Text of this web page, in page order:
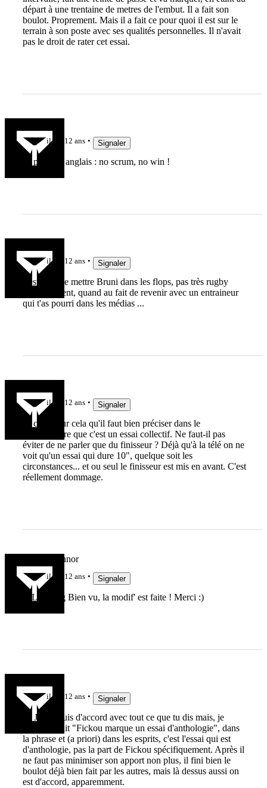
départ à une trentaine de metres de l'embut. Il a fait son
boulot. Proprement. Mais il a fait ce pour quoi il est sur le
terrain à son poste avec ses qualités personnelles. Il n'avait
pas le droit de rater cet essai.
il y a 12 ans Signaler
Et pour les anglais : no scrum, no win !
il y a 12 ans Signaler
c'est bien de mettre Bruni dans les flops, pas très rugby
effectivement, quand au fait de revenir avec un entraineur
qui t'as pourri dans les médias ...
il y a 12 ans Signaler
Et c'est pour cela qu'il faut bien préciser dans le
commentaire que c'est un essai collectif. Ne faut-il pas
éviter de ne parler que du finisseur ? Déjà qu'à la télé on ne
voit qu'un essai qui dure 10", quelque soit les
circonstances... et ou seul le finisseur est mis en avant. C'est
réellement dommage.
ClemOConnor
il y a 12 ans Signaler
@LaBourg Bien vu, la modif' est faite ! Merci :)
il y a 12 ans Signaler
@ Jak Je suis d'accord avec tout ce que tu dis mais, je
quand on dit "Fickou marque un essai d'anthologie", dans
la phrase et (a priori) dans les esprits, c'est l'essai qui est
d'anthologie, pas la part de Fickou spécifiquement. Après il
ne faut pas minimiser son apport non plus, il fini bien le
boulot déjà bien fait par les autres, mais là dessus aussi on
est d'accord, apparemment.